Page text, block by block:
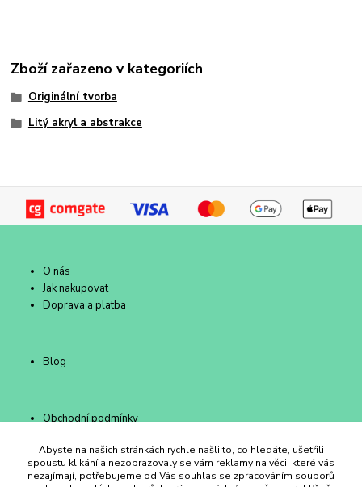
Zboží zařazeno v kategoriích
Originální tvorba
Litý akryl a abstrakce
O nás
Jak nakupovat
Doprava a platba
Blog
Obchodní podmínky
Abyste na našich stránkách rychle našli to, co hledáte, ušetřili
spoustu klikání a nezobrazovaly se vám reklamy na věci, které vás
nezajímají, potřebujeme od Vás souhlas se zpracováním souborů